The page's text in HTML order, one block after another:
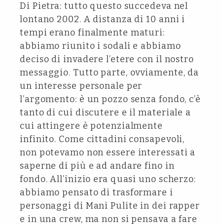
Di Pietra: tutto questo succedeva nel
lontano 2002. A distanza di 10 anni i
tempi erano finalmente maturi:
abbiamo riunito i sodali e abbiamo
deciso di invadere l’etere con il nostro
messaggio. Tutto parte, ovviamente, da
un interesse personale per
l’argomento: è un pozzo senza fondo, c’è
tanto di cui discutere e il materiale a
cui attingere è potenzialmente
infinito. Come cittadini consapevoli,
non potevamo non essere interessati a
saperne di più e ad andare fino in
fondo. All’inizio era quasi uno scherzo:
abbiamo pensato di trasformare i
personaggi di Mani Pulite in dei rapper
e in una crew, ma non si pensava a fare